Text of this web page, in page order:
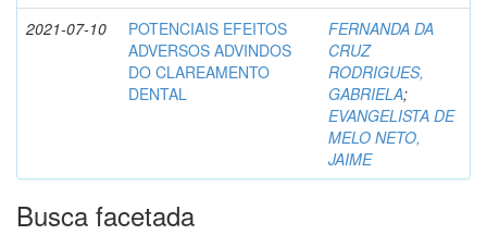
2021-07-10
POTENCIAIS EFEITOS
ADVERSOS ADVINDOS
DO CLAREAMENTO
DENTAL
FERNANDA DA
CRUZ
RODRIGUES,
GABRIELA;
EVANGELISTA DE
MELO NETO,
JAIME
Busca facetada